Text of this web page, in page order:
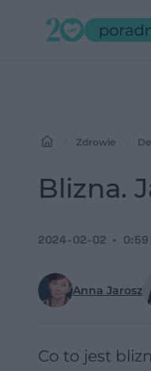
Zdrowie
Blizna.
Anna Jarosz
2024-02-02 0:59
Co to jest